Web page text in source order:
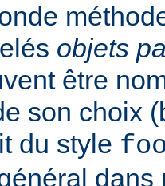
objets
être
son choix
du style
dans